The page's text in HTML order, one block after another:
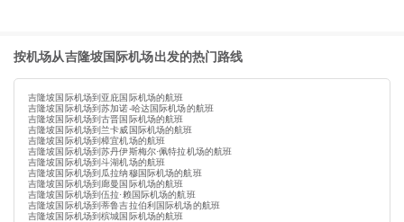
按机场从吉隆坡国际机场出发的热门路线
吉隆坡国际机场到亚庇国际机场的航班
吉隆坡国际机场到苏加诺-哈达国际机场的航班
吉隆坡国际机场到古晋国际机场的航班
吉隆坡国际机场到兰卡威国际机场的航班
吉隆坡国际机场到樟宜机场的航班
吉隆坡国际机场到苏丹伊斯梅尔·佩特拉机场的航班
吉隆坡国际机场到斗湖机场的航班
吉隆坡国际机场到瓜拉纳穆国际机场的航班
吉隆坡国际机场到廊曼国际机场的航班
吉隆坡国际机场到伍拉·赖国际机场的航班
吉隆坡国际机场到蒂鲁吉拉伯利国际机场的航班
吉隆坡国际机场到槟城国际机场的航班